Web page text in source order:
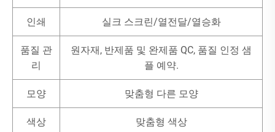
인쇄 실크 스크린/열전달/열승화
품질 관
리
원자재, 반제품 및 완제품 QC, 품질 인정 샘
플 예약.
모양 맞춤형 다른 모양
색상 맞춤형 색상